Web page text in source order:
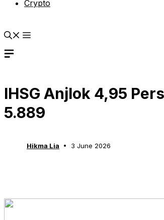
Crypto
IHSG Anjlok 4,95
5.889
Hikma Lia 3 June 2026